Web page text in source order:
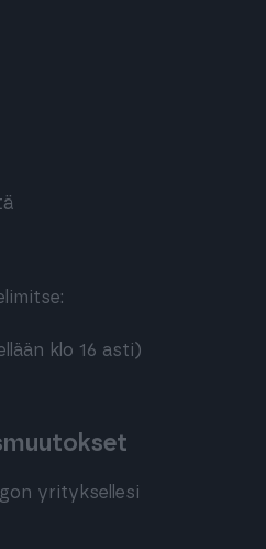
klo 16 asti)
yrityksellesi